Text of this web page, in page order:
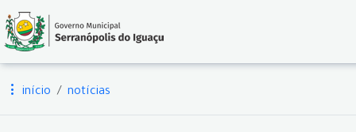
início notícias